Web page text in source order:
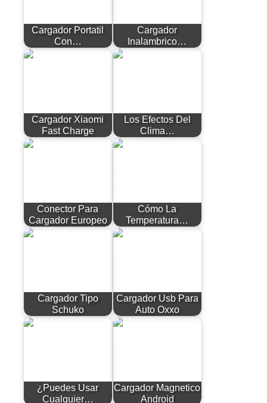
Cargador Portatil
Con…
Cargador
Inalambrico…
Cargador Xiaomi
Fast Charge
Los Efectos Del
Clima…
Conector Para
Cargador Europeo
Cómo La
Temperatura…
Cargador Tipo
Schuko
Cargador Usb Para
Auto Oxxo
¿Puedes Usar
Cualquier…
Cargador Magnetico
Android